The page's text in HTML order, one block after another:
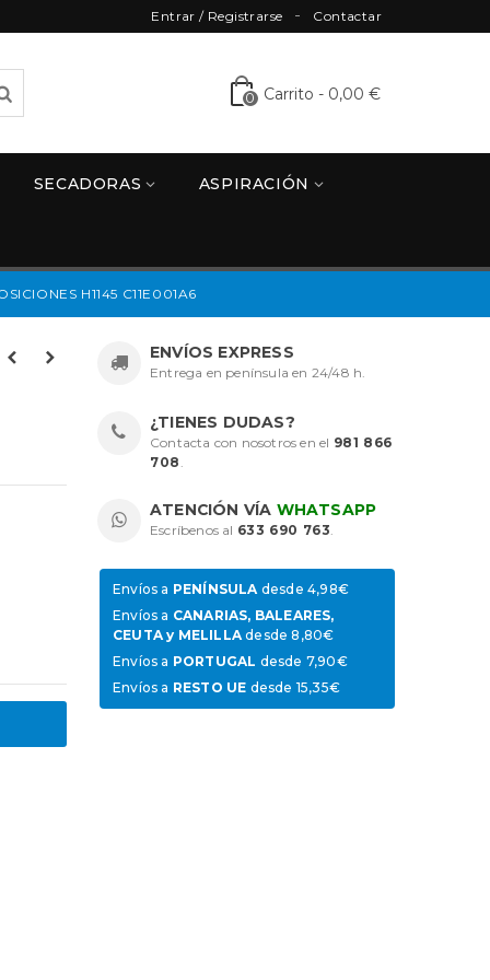
Contactar
Entrar / Registrarse
0 Carrito - 0,00 €
SECADORAS ASPIRACIÓN
H1145 C11E001A6
ENVÍOS EXPRESS
Entrega en península en 24/48 h.
¿TIENES DUDAS?
Contacta con nosotros en el 981 866
708 .
ATENCIÓN VÍA WHATSAPP
Escríbenos al 633 690 763.
Envíos a PENÍNSULAdesde 4,98€
Envíos a CANARIAS, BALEARES,
CEUTA y MELILLAdesde 8,80€
Envíos a PORTUGAL desde 7,90€
Envíos a RESTO UE desde 15,35€